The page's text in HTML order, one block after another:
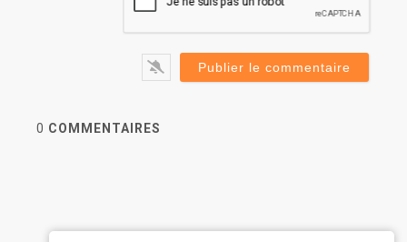
0 COMMENTAIRES